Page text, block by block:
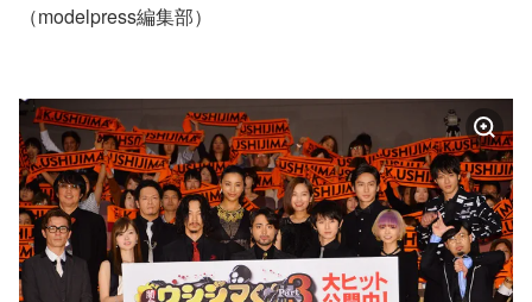
（modelpress編集部）